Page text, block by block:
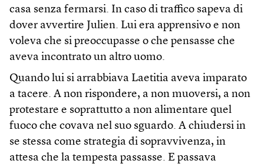
casa senza fermarsi. In caso di traffico sapeva di
dover avvertire Julien. Lui era apprensivo e non
voleva che si preoccupasse o che pensasse che
aveva incontrato un altro uomo.
Quando lui si arrabbiava Laetitia aveva imparato
a tacere. A non rispondere, a non muoversi, a non
protestare e soprattutto a non alimentare quel
fuoco che covava nel suo sguardo. A chiudersi in
se stessa come strategia di sopravvivenza, in
attesa che la tempesta passasse. E passava